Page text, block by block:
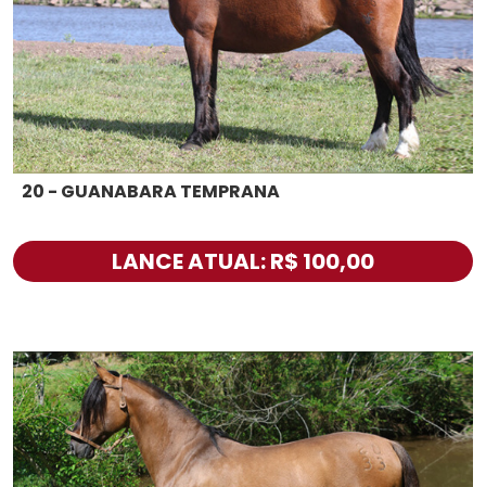
20 - GUANABARA TEMPRANA
LANCE ATUAL: R$ 100,00